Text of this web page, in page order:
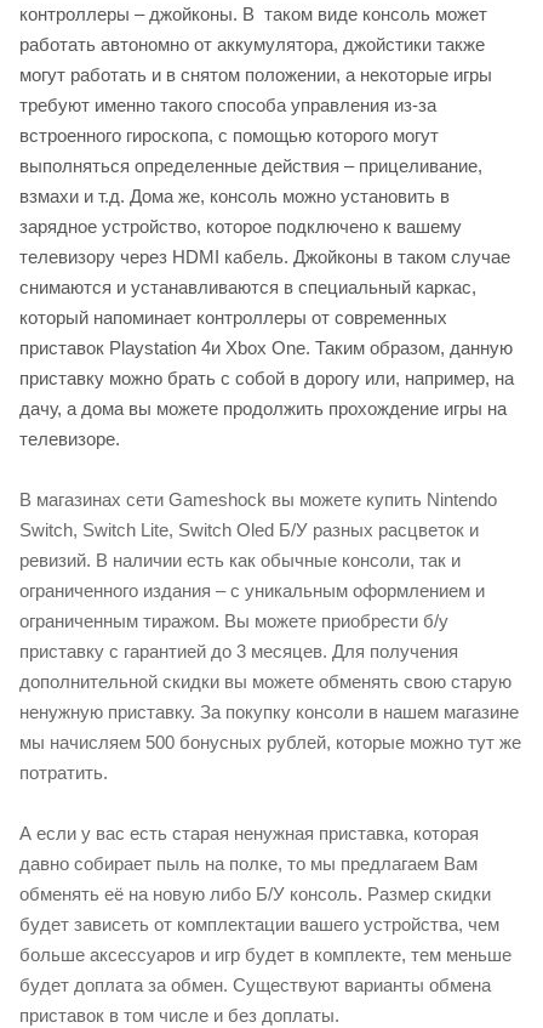
контроллеры – джойконы. В таком виде консоль может
работать автономно от аккумулятора, джойстики также
могут работать и в снятом положении, а некоторые игры
требуют именно такого способа управления из-за
встроенного гироскопа, с помощью которого могут
выполняться определенные действия – прицеливание,
взмахи и т.д. Дома же, консоль можно установить в
зарядное устройство, которое подключено к вашему
телевизору через HDMI кабель. Джойконы в таком случае
снимаются и устанавливаются в специальный каркас,
который напоминает контроллеры от современных
приставок Playstation 4и Xbox One. Таким образом, данную
приставку можно брать с собой в дорогу или, например, на
дачу, а дома вы можете продолжить прохождение игры на
телевизоре.
В магазинах сети Gameshock вы можете купить Nintendo
Switch, Switch Lite, Switch Oled Б/У разных расцветок и
ревизий. В наличии есть как обычные консоли, так и
ограниченного издания – с уникальным оформлением и
ограниченным тиражом. Вы можете приобрести б/у
приставку с гарантией до 3 месяцев. Для получения
дополнительной скидки вы можете обменять свою старую
ненужную приставку. За покупку консоли в нашем магазине
мы начисляем 500 бонусных рублей, которые можно тут же
потратить.
А если у вас есть старая ненужная приставка, которая
давно собирает пыль на полке, то мы предлагаем Вам
обменять её на новую либо Б/У консоль. Размер скидки
будет зависеть от комплектации вашего устройства, чем
больше аксессуаров и игр будет в комплекте, тем меньше
будет доплата за обмен. Существуют варианты обмена
приставок в том числе и без доплаты.